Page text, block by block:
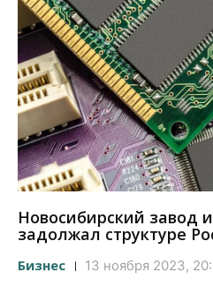
Новосибирский завод
задолжал структуре
Бизнес 13 ноября 2023,